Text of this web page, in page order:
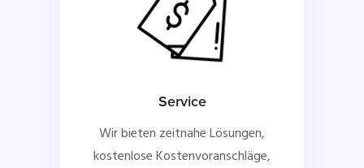
Service
Wir bieten zeitnahe Lösungen,
kostenlose Kostenvoranschläge,